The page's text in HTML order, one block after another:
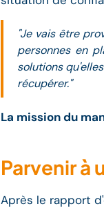
"Je vais être
personnes en
solutions
récupérer."
La mission du
Parvenir à
Après le rapport